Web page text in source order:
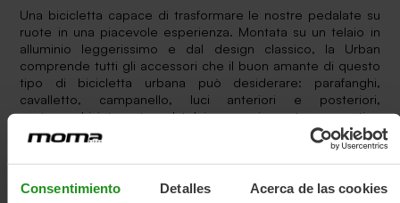
Consentimiento Detalles Acerca de las cookies
Una bicicletta capace di trasformare le nostre pedalate su
ruote in una piacevole esperienza. Montata su un telaio in
alluminio leggerissimo e dal design classico, la Urban
comprende tutti gli accessori che il buon amante di questo
tipo di bicicletta urbana può desiderare: parafanghi,
cavalletto, campanello, luci anteriori e posteriori,
portapacchi integrato nel telaio e, ovviamente, un cestino
anteriore per riporre piccoli oggetti durante i nostri viaggi al
lavoro, in spiaggia, al mercato... Il suo aspetto distinto è
completato da dettagli eleganti, come la sella comfort
molto confortevole e le impugnature del manubrio in